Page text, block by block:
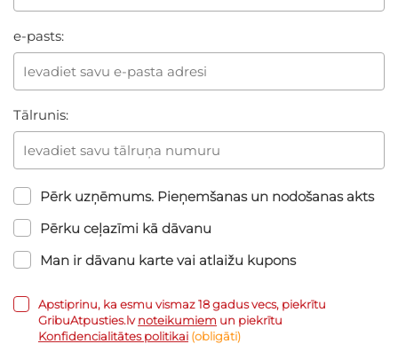
e-pasts:
Tālrunis:
Pērk uzņēmums. Pieņemšanas un nodošanas akts
Pērku ceļazīmi kā dāvanu
Man ir dāvanu karte vai atlaižu kupons
Apstiprinu, ka esmu vismaz 18 gadus vecs, piekrītu
GribuAtpusties.lvnoteikumiem un piekrītu
Konfidencialitātes politikai (obligāti)